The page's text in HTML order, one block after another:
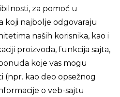
za pomoć u
koji najbolje odgovaraju
naših korisnika, kao i
proizvoda, funkcija sajta,
koje vas mogu
(npr. kao deo opsežnog
o veb-sajtu